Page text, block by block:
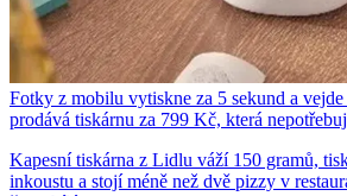
Fotky z mobilu vytiskne za 5 sekund a
prodává tiskárnu za 799 Kč, která
Kapesní tiskárna z Lidlu váží 150 gramů,
inkoustu a stojí méně než dvě pizzy v